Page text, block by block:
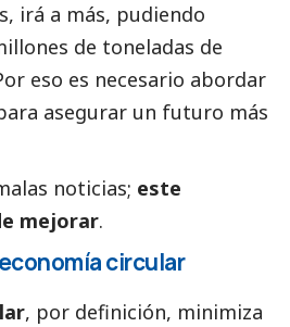
irá a más, pudiendo
de toneladas de
eso es necesario abordar
asegurar un futuro más
noticias; este
mejorar.
circular
, por definición, minimiza